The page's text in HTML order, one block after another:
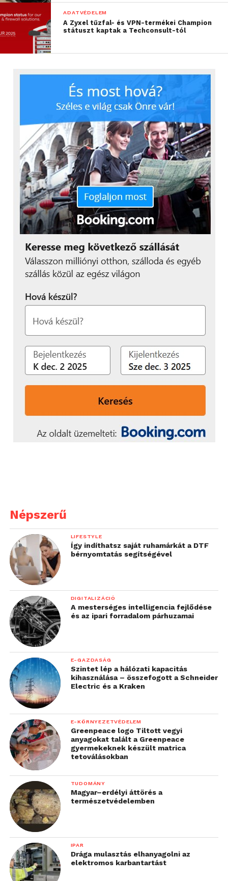
ADATVÉDELEM
A Zyxel tűzfal- és VPN-termékei Champion
státuszt kaptak a Techconsult-tól
Népszerű
LIFESTYLE
Így indíthatsz saját ruhamárkát a DTF
bérnyomtatás segítségével
DIGITALIZÁCIÓ
A mesterséges intelligencia fejlődése
és az ipari forradalom párhuzamai
E-GAZDASÁG
Szintet lép a hálózati kapacitás
kihasználása – összefogott a Schneider
Electric és a Kraken
E-KÖRNYEZETVÉDELEM
Greenpeace logo Tiltott vegyi
anyagokat talált a Greenpeace
gyermekeknek készült matrica
tetoválásokban
TUDOMÁNY
Magyar–erdélyi áttörés a
természetvédelemben
IPAR
Drága mulasztás elhanyagolni az
elektromos karbantartást